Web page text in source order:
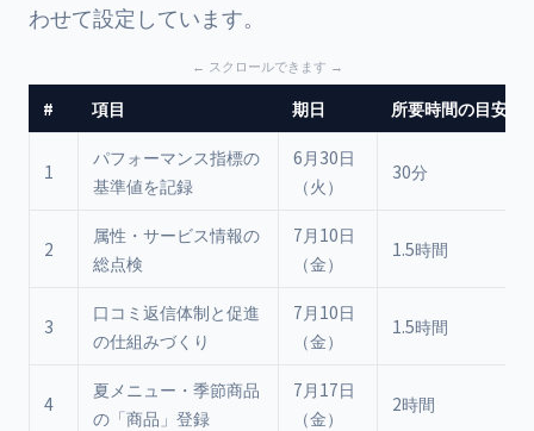
わせて設定しています。
# 項目 期日 所要時間の目安
1
パフォーマンス指標の
基準値を記録
6月30日
（火）
30分
2
属性・サービス情報の
総点検
7月10日
（金）
1.5時間
3
口コミ返信体制と促進
の仕組みづくり
7月10日
（金）
1.5時間
4
夏メニュー・季節商品
の「商品」登録
7月17日
（金）
2時間